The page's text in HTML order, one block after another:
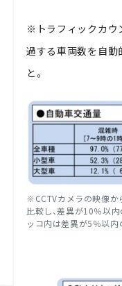
※トラフィックカウ
過する車両数を自動
と。
※CCTVカメラの映像か
比較し、差異が10％以
ッコ内は差異が5％以内